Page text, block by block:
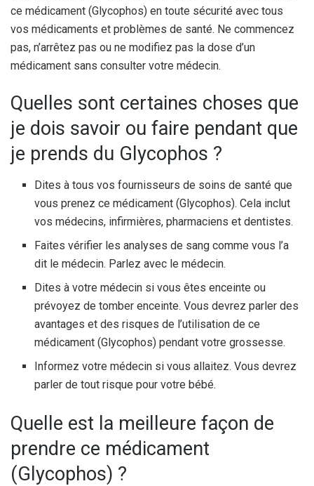
ce médicament (Glycophos) en toute sécurité avec tous
vos médicaments et problèmes de santé. Ne commencez
pas, n’arrêtez pas ou ne modifiez pas la dose d’un
médicament sans consulter votre médecin.
Quelles sont certaines choses que
je dois savoir ou faire pendant que
je prends du Glycophos ?
Dites à tous vos fournisseurs de soins de santé que
vous prenez ce médicament (Glycophos). Cela inclut
vos médecins, infirmières, pharmaciens et dentistes.
Faites vérifier les analyses de sang comme vous l’a
dit le médecin. Parlez avec le médecin.
Dites à votre médecin si vous êtes enceinte ou
prévoyez de tomber enceinte. Vous devrez parler des
avantages et des risques de l’utilisation de ce
médicament (Glycophos) pendant votre grossesse.
Informez votre médecin si vous allaitez. Vous devrez
parler de tout risque pour votre bébé.
Quelle est la meilleure façon de
prendre ce médicament
(Glycophos) ?